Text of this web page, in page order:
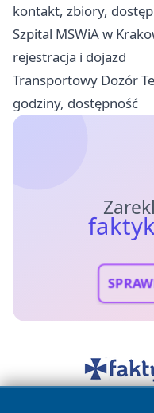
kontakt, zbiory,
Szpital MSWiA w
rejestracja i dojazd
Transportowy Dozór
godziny, dostępność